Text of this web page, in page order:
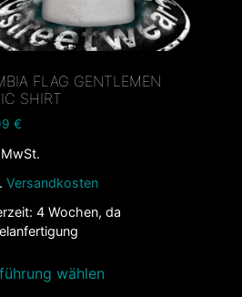
FLAG GENTLEMEN
SHIRT
€
Versandkosten
4 Wochen, da
wählen